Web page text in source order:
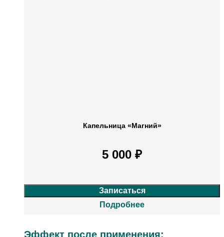
Капельница «Магний»
5 000 ₽
Записаться
Подробнее